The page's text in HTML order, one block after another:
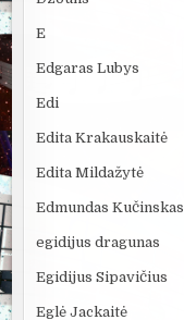
E
Edgaras Lubys
Edi
Edita Krakauskaitė
Edita Mildažytė
Edmundas Kučinskas
egidijus dragunas
Egidijus Sipavičius
Eglė Jackaitė